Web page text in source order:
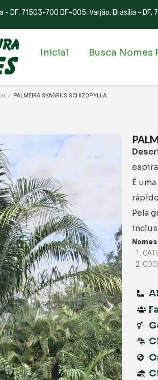
- DF, 71503-700 DF-005, Varjão, Brasília - DF,
Inicial Busca Nomes
/ PALMEIRA SYAGRUS SCHIZOPYLLA
É
Pela